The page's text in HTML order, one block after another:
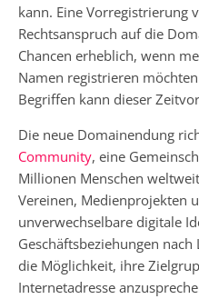
kann. Eine Vorregistrierung
Rechtsanspruch auf die
Chancen erheblich, wenn
Namen registrieren
Begriffen kann dieser
Die neue Domainendung
Community, eine
Millionen Menschen
Vereinen, Medienprojekten
unverwechselbare digitale
Geschäftsbeziehungen
die Möglichkeit, ihre
Internetadresse